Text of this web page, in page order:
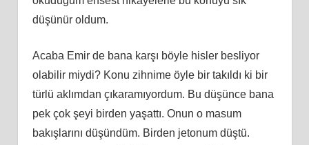
düşünür oldum.
Acaba Emir de bana karşı böyle hisler besliyor
olabilir miydi? Konu zihnime öyle bir takıldı ki bir
türlü aklımdan çıkaramıyordum. Bu düşünce bana
pek çok şeyi birden yaşattı. Onun o masum
bakışlarını düşündüm. Birden jetonum düştü.